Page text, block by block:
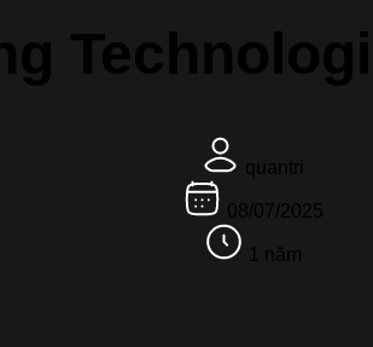
quantri
08/07/2025
1 năm